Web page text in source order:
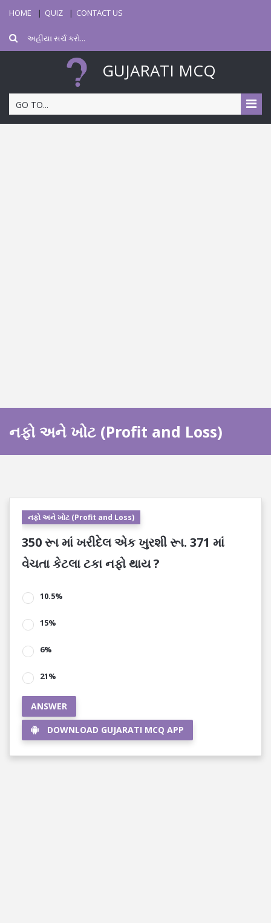
HOME QUIZ CONTACT US
GUJARATI MCQ
GO TO...
નફો અને ખોટ (Profit and Loss)
નફો અને ખોટ (Profit and Loss)
350 રૂા માં ખરીદેલ એક ખુરશી રૂા. 371 માં
વેચતા કેટલા ટકા નફો થાય ?
10.5%
15%
6%
21%
ANSWER
DOWNLOAD GUJARATI MCQ APP